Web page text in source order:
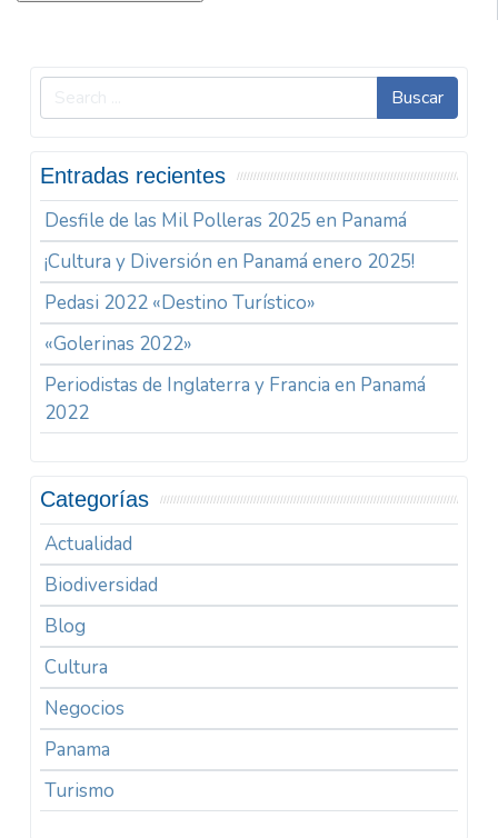
Buscar
Entradas recientes
Desfile de las Mil Polleras 2025 en Panamá
¡Cultura y Diversión en Panamá enero 2025!
Pedasi 2022 «Destino Turístico»
«Golerinas 2022»
Periodistas de Inglaterra y Francia en Panamá
2022
Categorías
Actualidad
Biodiversidad
Blog
Cultura
Negocios
Panama
Turismo